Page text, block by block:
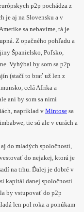
p2p pochádza z
je aj na Slovensku a v
sa nebavíme, tá je
Z opačného pohľadu a
Španielsko, Poľsko,
Vyhýbal by som sa p2p
(stačí to brať už len z
celá Afrika a
ani by som sa nimi
napríklad v Mintose sa
tie sú ale v eurách a
do mladých spoločností,
do nejakej, ktorá je
na trhu. Ďalej je dobré v
kapitál danej spoločnosti.
by vstupovať do p2p
len pol roka a ponúkam